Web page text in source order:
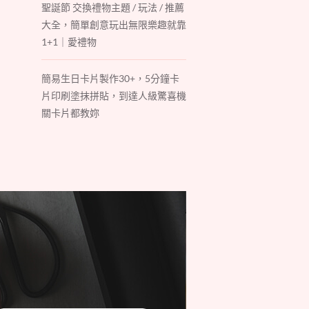
聖誕節 交換禮物主題 / 玩法 / 推薦
大全，簡單創意玩出無限樂趣就靠
1+1｜愛禮物
簡易生日卡片製作30+，5分鐘卡
片印刷塗抹拼貼，到達人級驚喜機
關卡片都教妳